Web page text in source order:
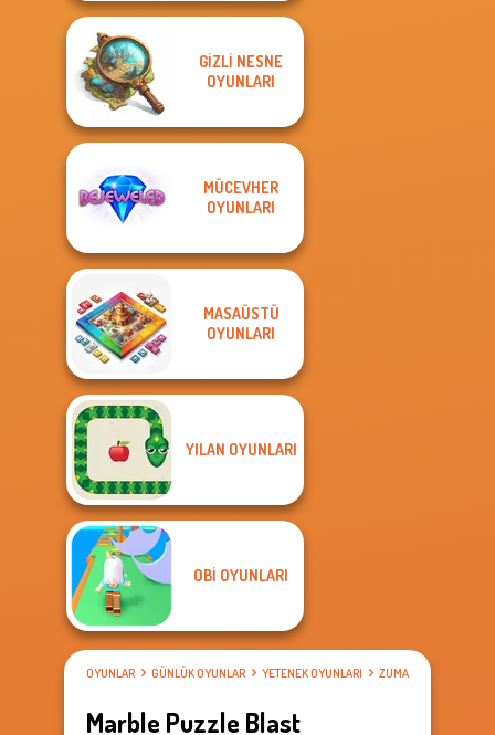
GIZLI NESNE
OYUNLARI
MÜCEVHER
OYUNLARI
MASAÜSTÜ
OYUNLARI
YILAN OYUNLARI
OBI OYUNLARI
OYUNLAR GÜNLÜK OYUNLAR YETENEK OYUNLARI ZUMA OYUNLARI
Marble Puzzle Blast